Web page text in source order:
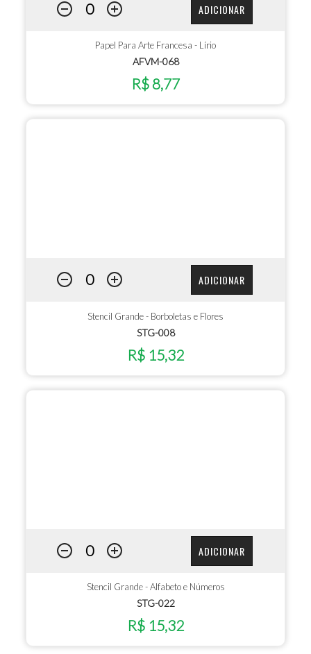
ADICIONAR
Papel Para Arte Francesa - Lírio
AFVM-068
R$ 8,77
ADICIONAR
Stencil Grande - Borboletas e Flores
STG-008
R$ 15,32
ADICIONAR
Stencil Grande - Alfabeto e Números
STG-022
R$ 15,32